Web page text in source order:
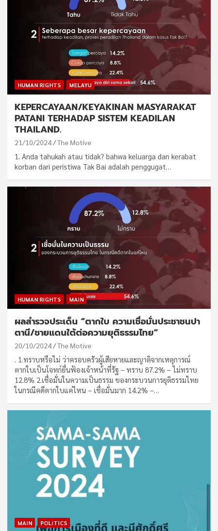
HUMAN RIGHTS MELAYU
KEPERCAYAAN/KEYAKINAN MASYARAKAT
PATANI TERHADAP SISTEM KEADILAN
THAILAND.
21/10/2024 The Motive
1. Anda tahukah atau tidak? bahwa keluarga dan kerabat
korban dari peristiwa Tak Bai adalah penggugat…
HUMAN RIGHTS MAIN
ผลสำรวจประเด็น “ตากใบ ความเชื่อมั่นประชาชนปา
ตานี/ชายแดนใต้ต่อความยุติธรรมไทย”
20/10/2024 The Motive
. 1.ทราบหรือไม่ ว่าครอบครัวผู้เสียหายและญาติจากเหตุการณ์
ตากใบเป็นโจทก์ยื่นฟ้องเจ้าหน้าที่รัฐ – ทราบ 87.2% – ไม่ทราบ
12.8% 2.เชื่อมั่นในความเป็นธรรม ของกระบวนการยุติธรรมไทย
ในกรณีคดีตากใบแค่ไหน – เชื่อมั่นมาก 14.2% –…
MAIN POLITICS